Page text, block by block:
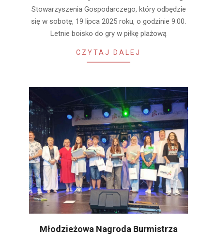
Stowarzyszenia Gospodarczego, który odbędzie
się w sobotę, 19 lipca 2025 roku, o godzinie 9:00.
Letnie boisko do gry w piłkę plażową
CZYTAJ DALEJ
Młodzieżowa Nagroda Burmistrza